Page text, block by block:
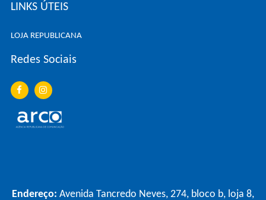
LINKS ÚTEIS
LOJA REPUBLICANA
Redes Sociais
Endereço: Avenida Tancredo Neves, 274, bloco b, loja 8,